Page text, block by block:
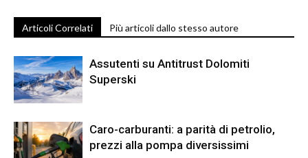
Articoli Correlati Più articoli dallo stesso autore
Assutenti su Antitrust Dolomiti
Superski
Caro-carburanti: a parità di petrolio,
prezzi alla pompa diversissimi